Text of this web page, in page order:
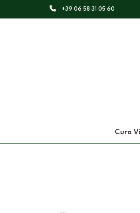
+39 06 58 31 05 60
Cura